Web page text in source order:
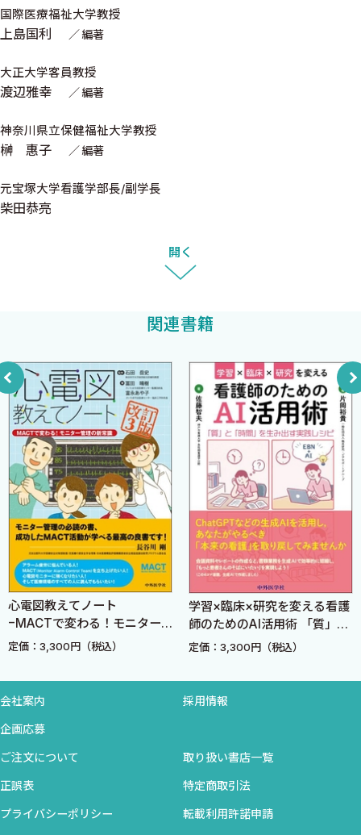
昨今，精神医学や精神医療を取り巻く環境の変化は著しく，時
代とともに変遷している．新しい疾病概念が生まれ，ある病態は
され，診断システムも進歩している．看護も病院のみならず各種
施設，さらに地域，家庭へと広がりをみている．ナースも保健，医
る時代となってきている．チームの他の仲間と共通の疾病に対す
る知識と理解をもち，各疾患に最適な看護を行うためにも専門知
識が要求される．
将来看護の仕事にたずさわる方々に最低必要と思われる精神医
の基礎知識をもとに科学性を失わず，広い視野と豊かな人間性を
もち，激変する社会の要請に充分対応した質のよい医療の実践に
は主として精神科医が，看護に関しては看護専門家が担当した．
上島国利
渡辺雅幸
2．治療契約
3．インフォームド・コンセント
a．外来
b．入院
1．病歴聴取
a．現病歴
c．生活歴，生育歴，教育歴および一般的背景
d．性格
3．表情，ふるまい，しぐさ（観察所見）
b．ふるまい，しぐさ，態度など
C．身体的検査 〈高橋裕秀〉
1．内科学的身体所見
2．一般内科的検査
3．神経学的検査
a．神経学的所見
b．神経学的補助検査
D．心理検査 〈中島香澄〉
1．知能検査
a．ビネー検査法
b．ウェクスラー式知能検査
c．コース立法体組み合わせテスト
d．老人用知能検査
2．認知機能検査
b．遂行機能検査
b．質問紙法
c．作業検査法：内田・クレペリン精神作業検査
4．テスト・バッテリー
国際医療福祉大学教授
上島国利 編著
大正大学客員教授
渡辺雅幸 編著
神奈川県立保健福祉大学教授
榊 惠子 編著
元宝塚大学看護学部長/副学長
柴田恭亮
開く
関連書籍
てノート
わる！モニター
識− 改訂3版
円（税込）
学習×臨床×研究を変える看護
師のためのAI活用術 「質」と
「時間」を生み出す実践レシ
定価：3,300円（税込）
ペインク
めの 神
会社案内 採用情報
企画応募
ご注文について 取り扱い書店一覧
正誤表 特定商取引法
プライバシーポリシー 転載利用許諾申請